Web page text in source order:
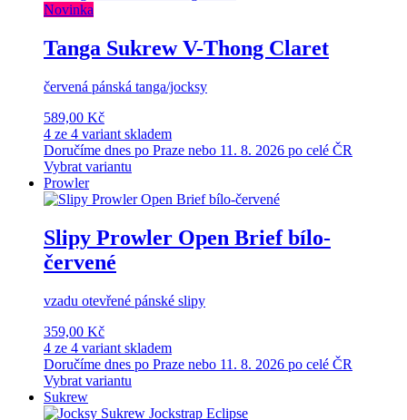
Novinka
Tanga Sukrew V-Thong Claret
červená pánská tanga/jocksy
589,00 Kč
4 ze 4 variant skladem
Doručíme dnes po Praze nebo 11. 8. 2026 po celé ČR
Vybrat variantu
Prowler
Slipy Prowler Open Brief bílo-
červené
vzadu otevřené pánské slipy
359,00 Kč
4 ze 4 variant skladem
Doručíme dnes po Praze nebo 11. 8. 2026 po celé ČR
Vybrat variantu
Sukrew